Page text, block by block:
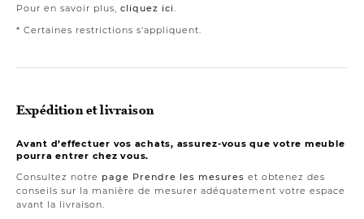
Pour en savoir plus, cliquez ici.
* Certaines restrictions s'appliquent.
Expédition et livraison
Avant d’effectuer vos achats, assurez-vous que votre meuble
pourra entrer chez vous.
Consultez notre page Prendre les mesures et obtenez des
conseils sur la manière de mesurer adéquatement votre espace
avant la livraison.